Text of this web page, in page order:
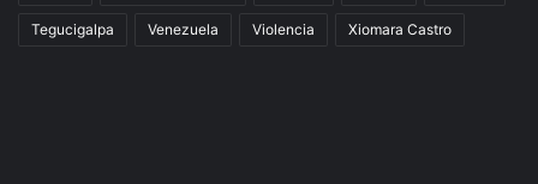
Tegucigalpa Venezuela Violencia Xiomara Castro